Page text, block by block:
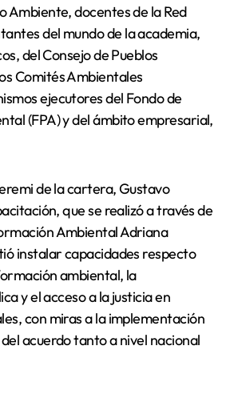
Ambiente, docentes de la Red
del mundo de la academia,
del Consejo de Pueblos
Comités Ambientales
ejecutores del Fondo de
(FPA) y del ámbito empresarial,
de la cartera, Gustavo
que se realizó a través de
Ambiental Adriana
instalar capacidades respecto
ambiental, la
y el acceso a la justicia en
con miras a la implementación
acuerdo tanto a nivel nacional